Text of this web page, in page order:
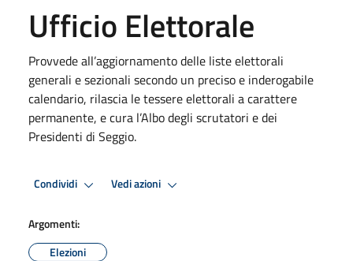
Ufficio Elettorale
Provvede all’aggiornamento delle liste elettorali
generali e sezionali secondo un preciso e inderogabile
calendario, rilascia le tessere elettorali a carattere
permanente, e cura l’Albo degli scrutatori e dei
Presidenti di Seggio.
Condividi Vedi azioni
Argomenti:
Elezioni